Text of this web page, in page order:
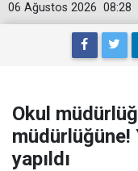
08:28
06 Ağustos 2026
Okul
müdürlüğüne!
yapıldı